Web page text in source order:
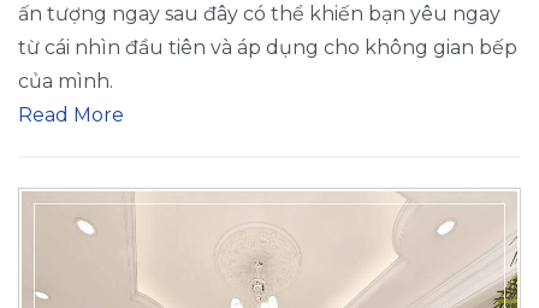
ấn tượng ngay sau đây có thể khiến bạn yêu ngay
từ cái nhìn đầu tiên và áp dụng cho không gian bếp
của mình.
Read More